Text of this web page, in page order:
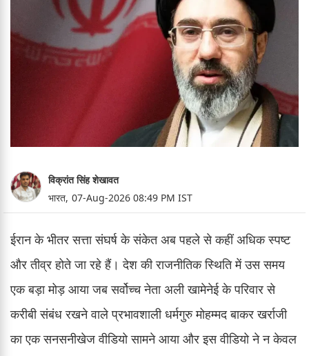
विक्रांत सिंह शेखावत
भारत, 07-Aug-2026 08:49 PM IST
ईरान के भीतर सत्ता संघर्ष के संकेत अब पहले से कहीं अधिक स्पष्ट
और तीव्र होते जा रहे हैं। देश की राजनीतिक स्थिति में उस समय
एक बड़ा मोड़ आया जब सर्वोच्च नेता अली खामेनेई के परिवार से
करीबी संबंध रखने वाले प्रभावशाली धर्मगुरु मोहम्मद बाकर खर्राजी
का एक सनसनीखेज वीडियो सामने आया और इस वीडियो ने न केवल